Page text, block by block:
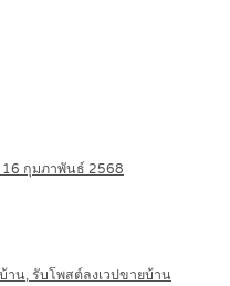
16 กุมภาพันธ์ 2568
น, รับโพสต์ลงเวปขายบ้าน